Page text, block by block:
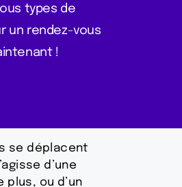
types de
un rendez-vous
!
se déplacent
d’une
ou d’un